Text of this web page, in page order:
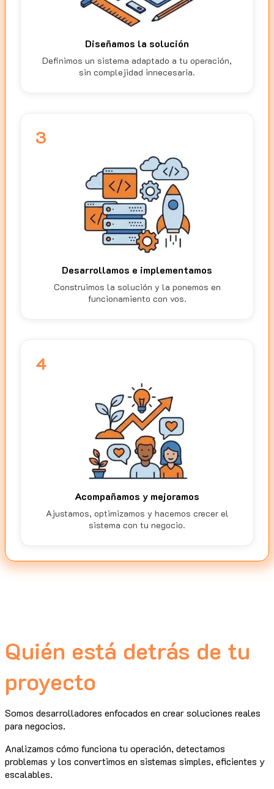
Diseñamos la solución
Definimos un sistema adaptado a tu operación,
sin complejidad innecesaria.
3
Desarrollamos e implementamos
Construimos la solución y la ponemos en
funcionamiento con vos.
4
Acompañamos y mejoramos
Ajustamos, optimizamos y hacemos crecer el
sistema con tu negocio.
Quién está detrás de tu
proyecto
Somos desarrolladores enfocados en crear soluciones reales
para negocios.
Analizamos cómo funciona tu operación, detectamos
problemas y los convertimos en sistemas simples, eficientes y
escalables.